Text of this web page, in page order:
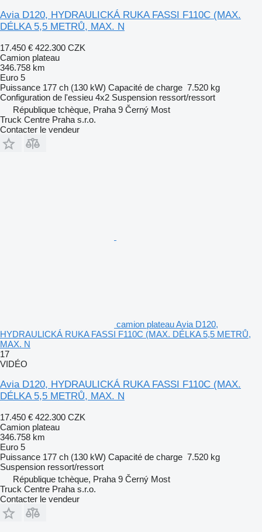
Avia D120, HYDRAULICKÁ RUKA FASSI F110C (MAX.
DÉLKA 5,5 METRŮ, MAX. N
17.450 € 422.300 CZK
Camion plateau
346.758 km
Euro 5
Puissance 177 ch (130 kW) Capacité de charge 7.520 kg
Configuration de l'essieu 4x2 Suspension ressort/ressort
République tchèque, Praha 9 Černý Most
Truck Centre Praha s.r.o.
Contacter le vendeur
camion plateau Avia D120,
HYDRAULICKÁ RUKA FASSI F110C (MAX. DÉLKA 5,5 METRŮ,
MAX. N
17
VIDÉO
Avia D120, HYDRAULICKÁ RUKA FASSI F110C (MAX.
DÉLKA 5,5 METRŮ, MAX. N
17.450 € 422.300 CZK
Camion plateau
346.758 km
Euro 5
Puissance 177 ch (130 kW) Capacité de charge 7.520 kg
Suspension ressort/ressort
République tchèque, Praha 9 Černý Most
Truck Centre Praha s.r.o.
Contacter le vendeur